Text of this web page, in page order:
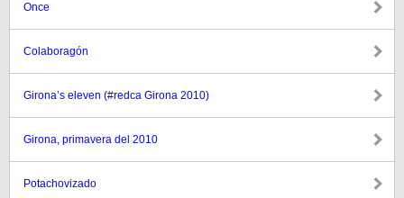
Once
Colaboragón
Girona’s eleven (#redca Girona 2010)
Girona, primavera del 2010
Potachovizado